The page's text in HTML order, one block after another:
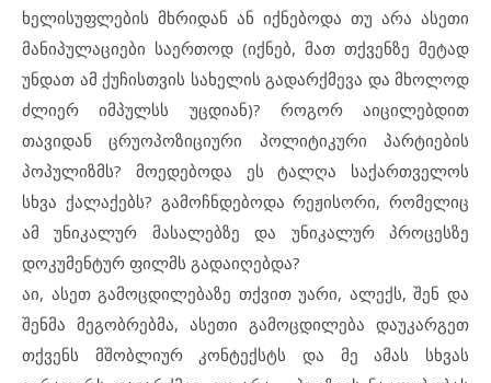
ხელისუფლების მხრიდან ან იქნებოდა თუ არა ასეთი
მანიპულაციები საერთოდ (იქნებ, მათ თქვენზე მეტად
უნდათ ამ ქუჩისთვის სახელის გადარქმევა და მხოლოდ
ძლიერ იმპულსს უცდიან)? როგორ აიცილებდით
თავიდან ცრუოპოზიციური პოლიტიკური პარტიების
პოპულიზმს? მოედებოდა ეს ტალღა საქართველოს
სხვა ქალაქებს? გამოჩნდებოდა რეჟისორი, რომელიც
ამ უნიკალურ მასალებზე და უნიკალურ პროცესზე
დოკუმენტურ ფილმს გადაიღებდა?
აი, ასეთ გამოცდილებაზე თქვით უარი, ალექს, შენ და
შენმა მეგობრებმა, ასეთი გამოცდილება დაუკარგეთ
თქვენს მშობლიურ კონტექსტს და მე ამას სხვას